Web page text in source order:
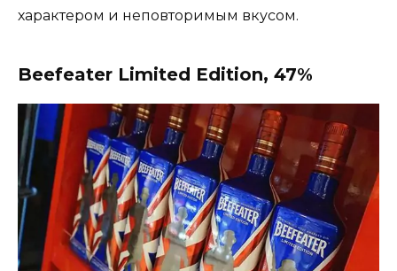
характером и неповторимым вкусом.
Beefeater Limited Edition, 47%